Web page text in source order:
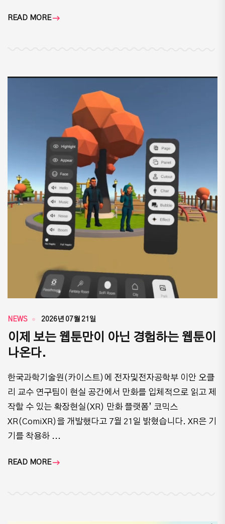
READ MORE
NEWS 2026년 07월 21일
이제 보는 웹툰만이 아닌 경험하는 웹툰이
나온다.
한국과학기술원(카이스트)에 전자및전자공학부 이안 오클
리 교수 연구팀이 현실 공간에서 만화를 입체적으로 읽고 제
작할 수 있는 확장현실(XR) 만화 플랫폼’ 코믹스
XR(ComiXR)을 개발했다고 7월 21일 밝혔습니다. XR은 기
기를 착용하 ...
READ MORE